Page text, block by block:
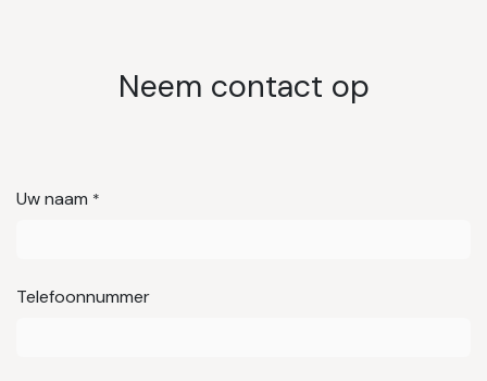
Neem contact op
Uw naam *
Telefoonnummer